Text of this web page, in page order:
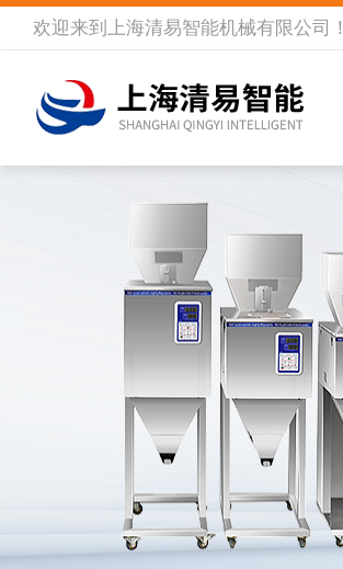
欢迎来到 上海清易智能机械有限公司 ！